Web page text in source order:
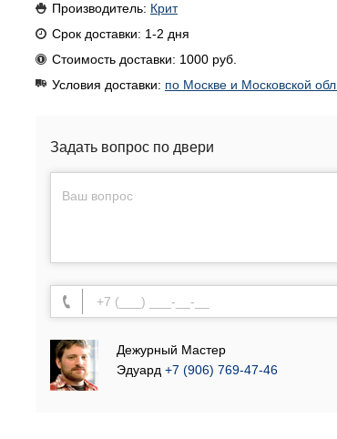
Производитель: Крит
Срок доставки: 1-2 дня
Стоимость доставки: 1000 руб.
Условия доставки: по Москве и Московской обл.
Задать вопрос по двери
Дежурный Мастер
Эдуард +7 (906) 769-47-46